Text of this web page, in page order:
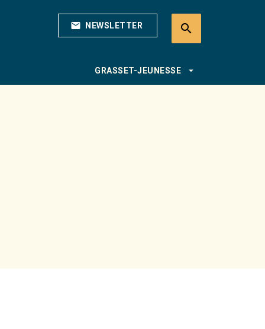
mail NEWSLETTER search
GRASSET-JEUNESSE arrow_drop_down